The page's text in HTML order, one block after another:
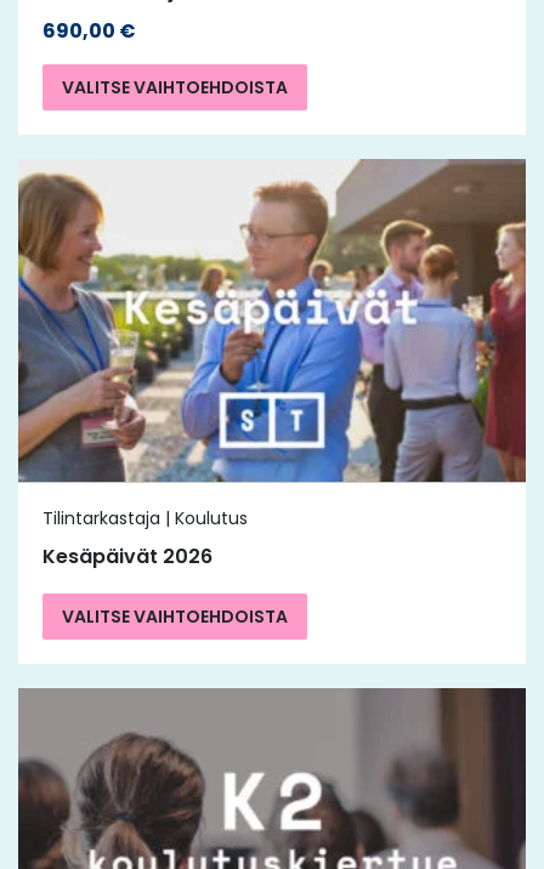
690,00 €
VALITSE VAIHTOEHDOISTA
Tilintarkastaja | Koulutus
Kesäpäivät 2026
VALITSE VAIHTOEHDOISTA